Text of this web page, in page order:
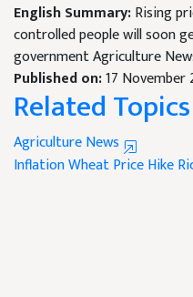
English Summary:Rising
controlled people will soon
government Agriculture
Published on:17 November
Related Topics
Agriculture News
InflationWheat Price Hike